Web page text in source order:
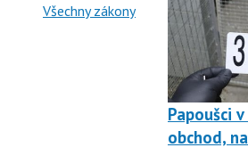
Všechny zákony
Papoušci
obchod,